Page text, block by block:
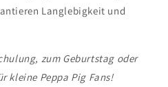
Langlebigkeit und
zum Geburtstag oder
kleine Peppa Pig Fans!